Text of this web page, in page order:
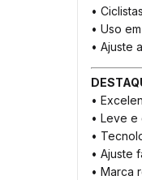
•
• Uso
• Ajuste
•
• Leve
•
• Ajuste
• Marca